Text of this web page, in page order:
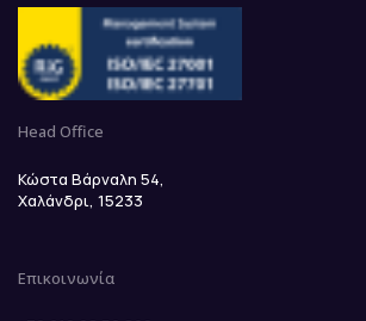
Head Office
Κώστα Βάρναλη 54,
Χαλάνδρι, 15233
Επικοινωνία